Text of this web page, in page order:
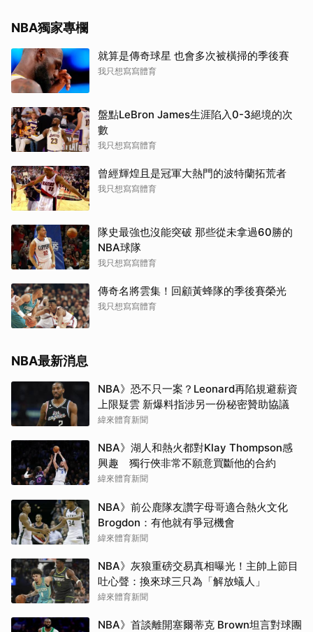
NBA獨家專欄
就算是傳奇球星 也會多次被橫掃的季後賽
我只想寫寫體育
盤點LeBron James生涯陷入0-3絕境的次
數
我只想寫寫體育
曾經輝煌且是冠軍大熱門的波特蘭拓荒者
我只想寫寫體育
隊史最強也沒能突破 那些從未拿過60勝的
NBA球隊
我只想寫寫體育
傳奇名將雲集！回顧黃蜂隊的季後賽榮光
我只想寫寫體育
NBA最新消息
NBA》恐不只一案？Leonard再陷規避薪資
上限疑雲 新爆料指涉另一份秘密贊助協議
緯來體育新聞
NBA》湖人和熱火都對Klay Thompson感
興趣 獨行俠非常不願意買斷他的合約
緯來體育新聞
NBA》前公鹿隊友讚字母哥適合熱火文化
Brogdon：有他就有爭冠機會
緯來體育新聞
NBA》灰狼重磅交易真相曝光！主帥上節目
吐心聲：換來球三只為「解放蟻人」
緯來體育新聞
NBA》首談離開塞爾蒂克 Brown坦言對球團